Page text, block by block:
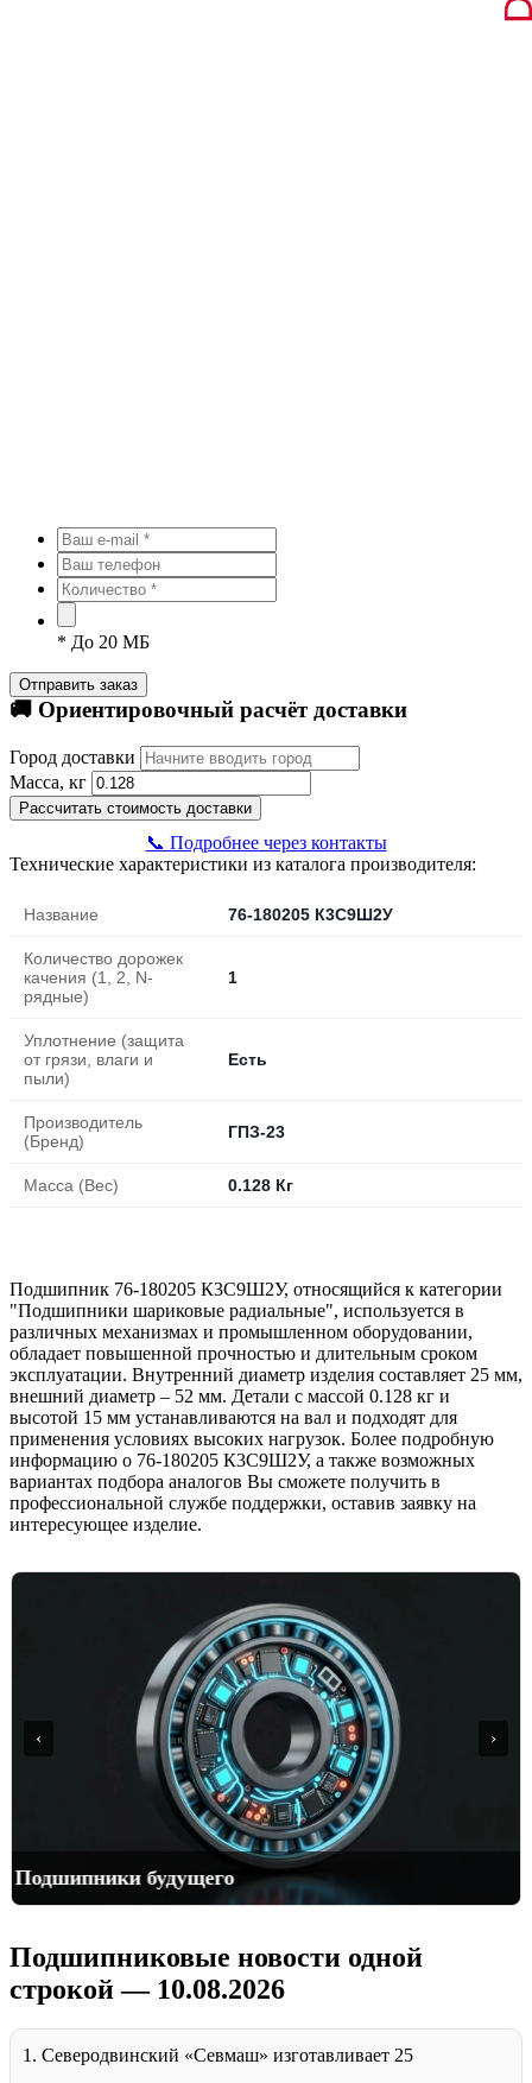
* До 20 МБ
Отправить заказ
🚚 Ориентировочный расчёт доставки
Город доставки
Масса, кг
Рассчитать стоимость доставки
📞 Подробнее через контакты
Технические характеристики из каталога производителя:
Название 76-180205 К3С9Ш2У
Количество дорожек
качения (1, 2, N-
рядные)
1
Уплотнение (защита
от грязи, влаги и
пыли)
Есть
Производитель
(Бренд)
ГПЗ-23
Масса (Вес) 0.128 Кг
Подшипник 76-180205 К3С9Ш2У, относящийся к категории
"Подшипники шариковые радиальные", используется в
различных механизмах и промышленном оборудовании,
обладает повышенной прочностью и длительным сроком
эксплуатации. Внутренний диаметр изделия составляет 25 мм,
внешний диаметр – 52 мм. Детали с массой 0.128 кг и
высотой 15 мм устанавливаются на вал и подходят для
применения условиях высоких нагрузок. Более подробную
информацию о 76-180205 К3С9Ш2У, а также возможных
вариантах подбора аналогов Вы сможете получить в
профессиональной службе поддержки, оставив заявку на
интересующее изделие.
лучших брендов подшипников
‹ ›
Подшипниковые новости одной
строкой — 10.08.2026
1. Северодвинский «Севмаш» изготавливает 25